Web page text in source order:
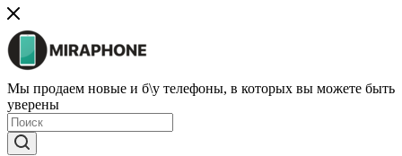
Мы продаем новые и б\у телефоны, в которых вы можете быть
уверены